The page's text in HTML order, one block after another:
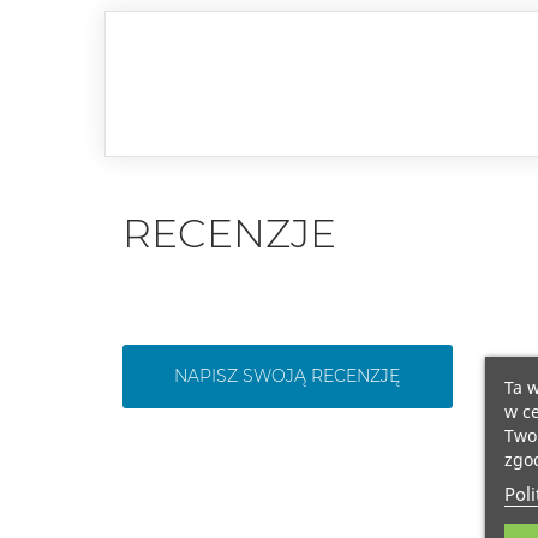
RECENZJE
NAPISZ SWOJĄ RECENZJĘ
Ta
w